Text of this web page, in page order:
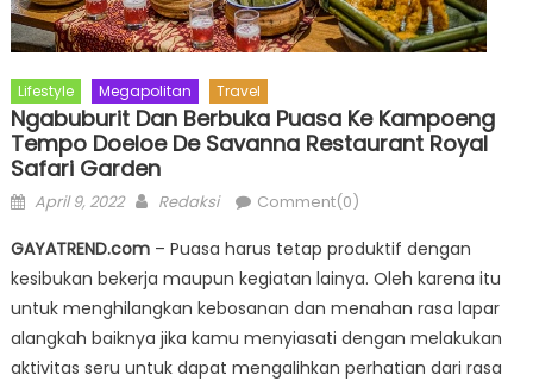
Lifestyle Megapolitan Travel
Ngabuburit Dan Berbuka Puasa Ke Kampoeng
Tempo Doeloe De Savanna Restaurant Royal
Safari Garden
Posted
April 9, 2022 Author
Redaksi Comment(0)
GAYATREND.com– Puasa harus tetap produktif dengan
kesibukan bekerja maupun kegiatan lainya. Oleh karena itu
untuk menghilangkan kebosanan dan menahan rasa lapar
alangkah baiknya jika kamu menyiasati dengan melakukan
aktivitas seru untuk dapat mengalihkan perhatian dari rasa